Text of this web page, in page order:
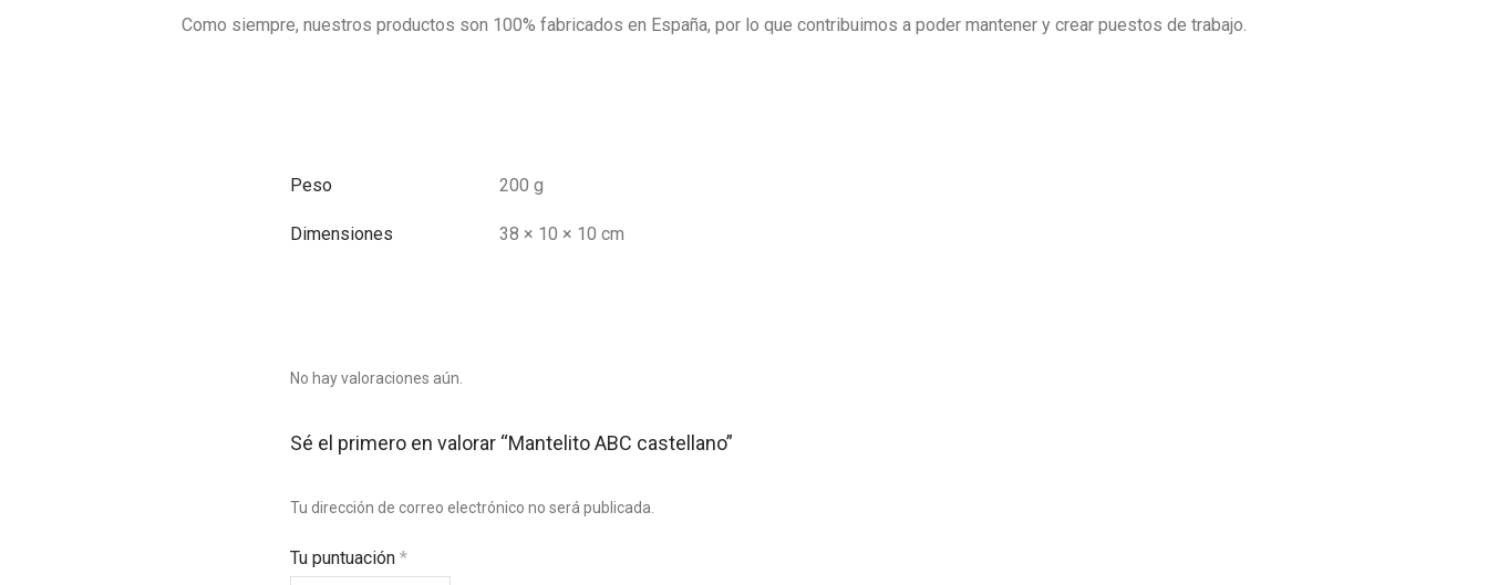
Como siempre, nuestros productos son 100% fabricados en España, por lo que contribuimos a poder mantener y crear puestos de trabajo.
Peso 200 g
Dimensiones 38 × 10 × 10 cm
No hay valoraciones aún.
Sé el primero en valorar “Mantelito ABC castellano”
Tu dirección de correo electrónico no será publicada.
Tu puntuación *